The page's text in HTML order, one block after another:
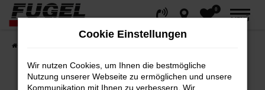
Zum
Hauptinhalt
springen
0
MENÜ
Cookie Einstellungen
Wir nutzen Cookies, um Ihnen die bestmögliche
Nutzung unserer Webseite zu ermöglichen und unsere
Kommunikation mit Ihnen zu verbessern. Wir